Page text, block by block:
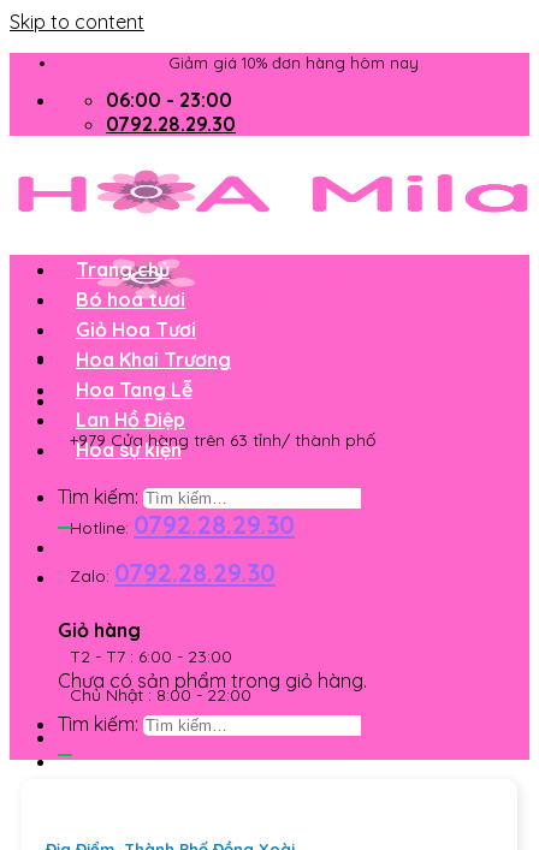
Skip to content
Giảm giá 10% đơn hàng hôm nay
06:00 - 23:00
0792.28.29.30
+979 Cửa hàng trên 63 tỉnh/ thành phố
Hotline: 0792.28.29.30
Zalo: 0792.28.29.30
T2 - T7 : 6:00 - 23:00
Chủ Nhật : 8:00 - 22:00
Trang chủ
Bó hoa tươi
Giỏ Hoa Tươi
Hoa Khai Trương
Hoa Tang Lễ
Lan Hồ Điệp
Hoa sự kiện
Tìm kiếm:
Giỏ hàng
Chưa có sản phẩm trong giỏ hàng.
Tìm kiếm: